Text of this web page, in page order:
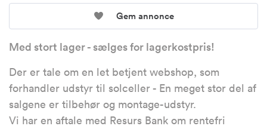
Gem annonce
Med stort lager - sælges for lagerkostpris!
Der er tale om en let betjent webshop, som
forhandler udstyr til solceller - En meget stor del af
salgene er tilbehør og montage-udstyr.
Vi har en aftale med Resurs Bank om rentefri